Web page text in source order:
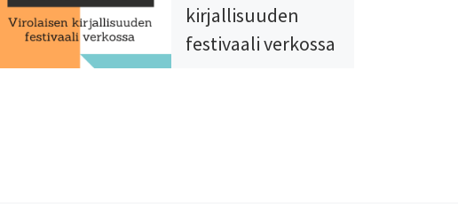
kirjallisuuden
festivaali verkossa